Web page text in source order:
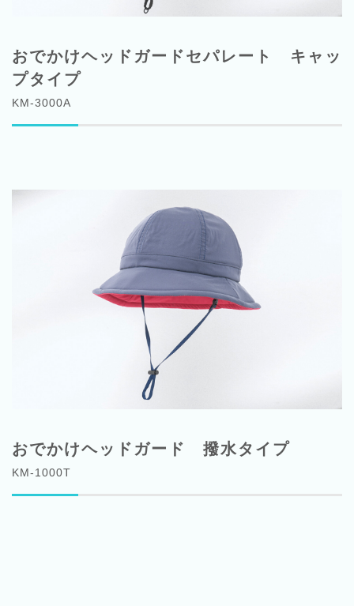
おでかけヘッドガードセパレート キャッ
プタイプ
KM-3000A
おでかけヘッドガード 撥水タイプ
KM-1000T